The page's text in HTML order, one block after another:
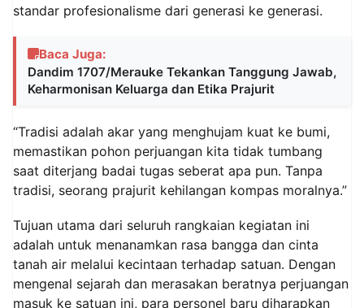
standar profesionalisme dari generasi ke generasi.
Baca Juga:
Dandim 1707/Merauke Tekankan Tanggung Jawab,
Keharmonisan Keluarga dan Etika Prajurit
“Tradisi adalah akar yang menghujam kuat ke bumi,
memastikan pohon perjuangan kita tidak tumbang
saat diterjang badai tugas seberat apa pun. Tanpa
tradisi, seorang prajurit kehilangan kompas moralnya.”
Tujuan utama dari seluruh rangkaian kegiatan ini
adalah untuk menanamkan rasa bangga dan cinta
tanah air melalui kecintaan terhadap satuan. Dengan
mengenal sejarah dan merasakan beratnya perjuangan
masuk ke satuan ini, para personel baru diharapkan